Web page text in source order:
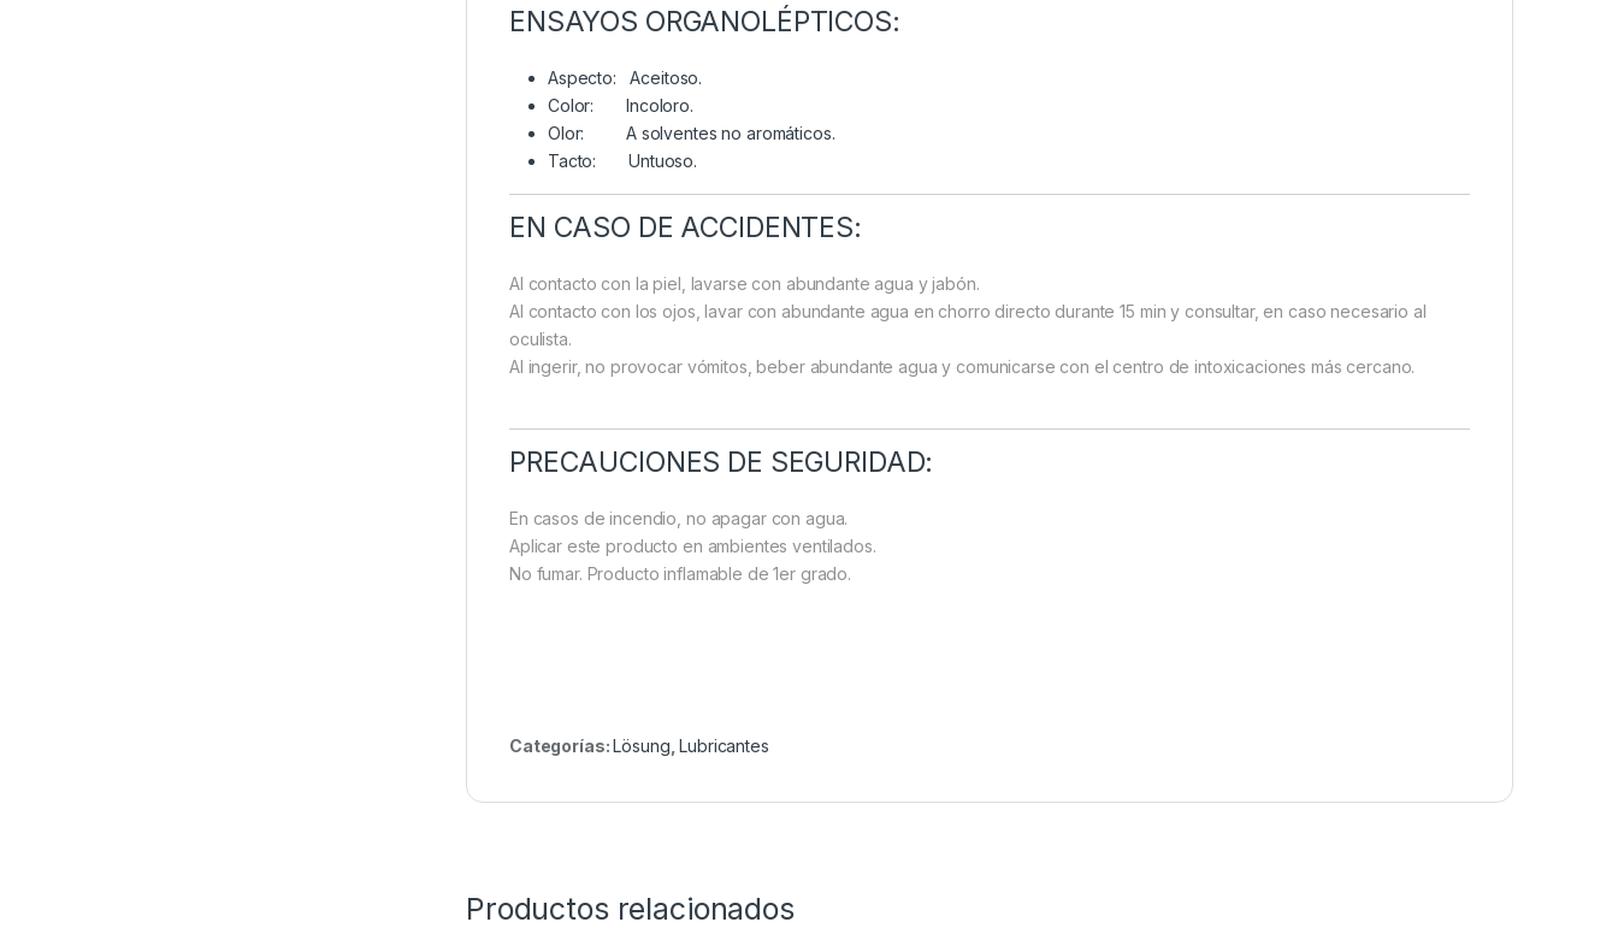
ENSAYOS ORGANOLÉPTICOS:
Aspecto: Aceitoso.
Color: Incoloro.
Olor: A solventes no aromáticos.
Tacto: Untuoso.
EN CASO DE ACCIDENTES:
Al contacto con la piel, lavarse con abundante agua y jabón.
Al contacto con los ojos, lavar con abundante agua en chorro directo durante 15 min y consultar, en caso necesario al
oculista.
Al ingerir, no provocar vómitos, beber abundante agua y comunicarse con el centro de intoxicaciones más cercano.
PRECAUCIONES DE SEGURIDAD:
En casos de incendio, no apagar con agua.
Aplicar este producto en ambientes ventilados.
No fumar. Producto inflamable de 1er grado.
Categorías:Lösung ,Lubricantes
Productos relacionados